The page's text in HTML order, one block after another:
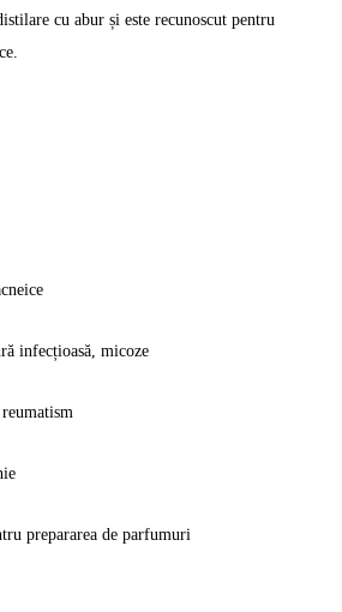
cu abur și este recunoscut pentru
infecțioasă, micoze
prepararea de parfumuri